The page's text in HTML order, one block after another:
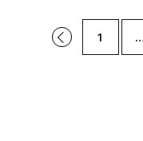
←
Предишна 1